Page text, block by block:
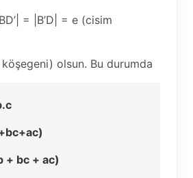
= |B’D| = e (cisim
olsun. Bu durumda
+ bc + ac)